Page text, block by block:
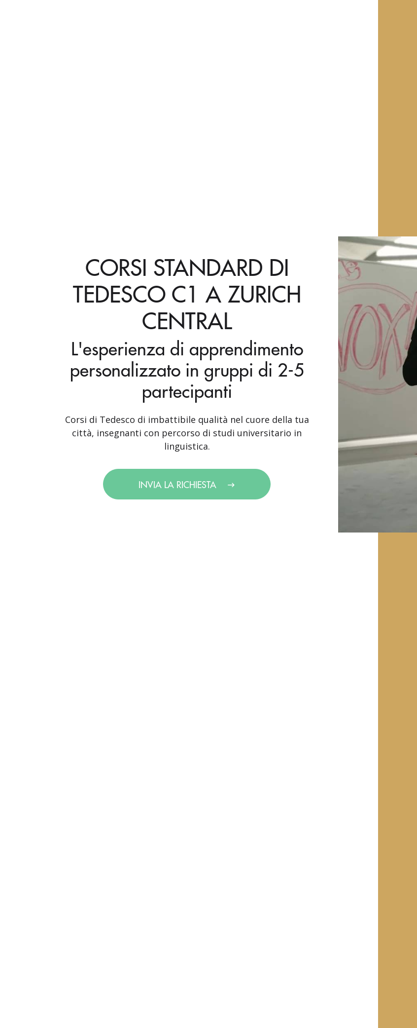
CORSI STANDARD DI
TEDESCO C1 A ZURICH
CENTRAL
L'esperienza di apprendimento
personalizzato in gruppi di 2-5
partecipanti
Corsi di Tedesco di imbattibile qualità nel cuore della tua
città, insegnanti con percorso di studi universitario in
linguistica.
INVIA LA RICHIESTA